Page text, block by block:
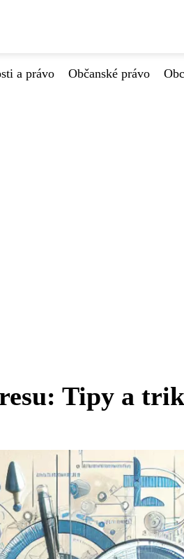
a právo Občanské právo
Tipy a